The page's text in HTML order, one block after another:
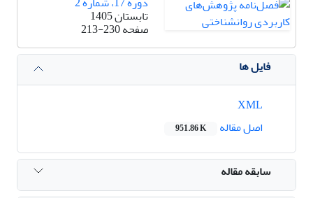
تابستان 1405
صفحه213-230
فایل ها
اصل مقاله
951.86 K
سابقه مقاله